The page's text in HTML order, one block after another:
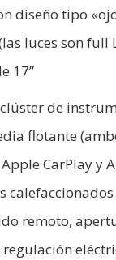
diseño tipo
luces son full
17”
de
flotante
CarPlay y
remoto,